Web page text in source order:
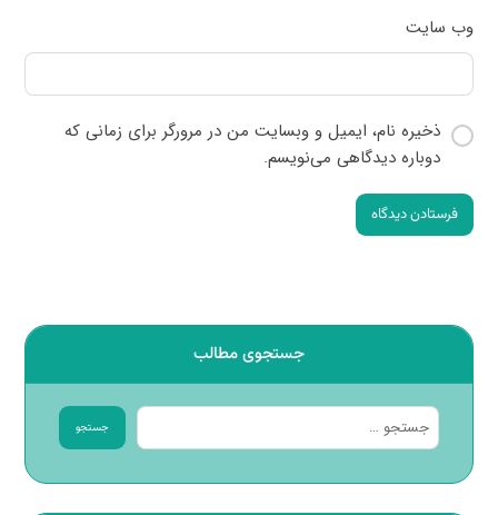
وب‌ سایت
ذخیره نام، ایمیل و وبسایت من در مرورگر برای زمانی که
دوباره دیدگاهی می‌نویسم.
جستجوی مطالب